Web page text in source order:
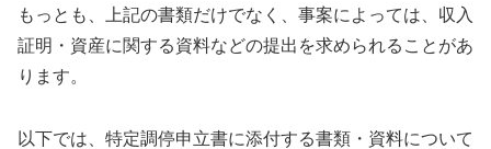
もっとも、上記の書類だけでなく、事案によっては、収入
証明・資産に関する資料などの提出を求められることがあ
ります。
以下では、特定調停申立書に添付する書類・資料について